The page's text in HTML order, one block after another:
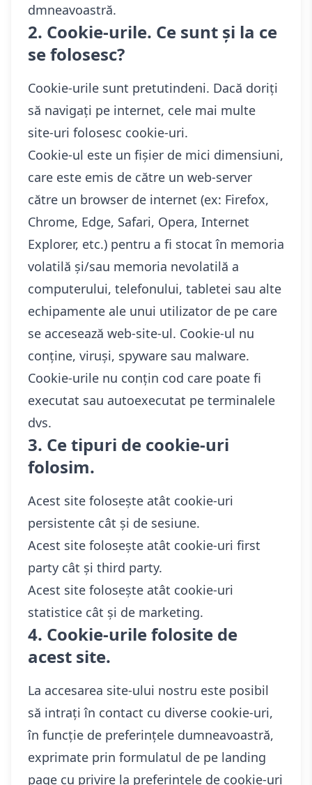
dmneavoastră.
2. Cookie-urile. Ce sunt și la ce
se folosesc?
Cookie-urile sunt pretutindeni. Dacă doriți
să navigați pe internet, cele mai multe
site-uri folosesc cookie-uri.
Cookie-ul este un fișier de mici dimensiuni,
care este emis de către un web-server
către un browser de internet (ex: Firefox,
Chrome, Edge, Safari, Opera, Internet
Explorer, etc.) pentru a fi stocat în memoria
volatilă și/sau memoria nevolatilă a
computerului, telefonului, tabletei sau alte
echipamente ale unui utilizator de pe care
se accesează web-site-ul. Cookie-ul nu
conține, viruși, spyware sau malware.
Cookie-urile nu conțin cod care poate fi
executat sau autoexecutat pe terminalele
dvs.
3. Ce tipuri de cookie-uri
folosim.
Acest site folosește atât cookie-uri
persistente cât și de sesiune.
Acest site folosește atât cookie-uri first
party cât și third party.
Acest site folosește atât cookie-uri
statistice cât și de marketing.
4. Cookie-urile folosite de
acest site.
La accesarea site-ului nostru este posibil
să intrați în contact cu diverse cookie-uri,
în funcție de preferințele dumneavoastră,
exprimate prin formulatul de pe landing
page cu privire la preferințele de cookie-uri